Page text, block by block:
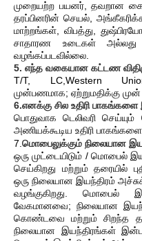
முறையற்ற பயனர், தவறான
தரப்பினரின் செயல்,
மாற்றங்கள், விபத்து,
சாதாரண உடைகள் அல்லது
வழங்கப்படவில்லை.
5. எந்த வகையான கட்டண
T/T, LC,Western
முன்பணமாக; ஏற்றுமதிக்கு முன்
6.எனக்கு சில உதிரி பாகங்களை
பொதுவாக டெலிவரி
அணியக்கூடிய உதிரி
7. மொபைலுக்கும் நிலையான
ஒரு முட்டையிடும் / மொபைல்
செய்கிறது மற்றும் தரையில்
ஒரு நிலையான இயந்திரம்
வழங்குகிறது. மொபைல்
வேகமானவை; நிலையான
கொண்டவை மற்றும் சிறந்த
நிலையான இயந்திரங்கள்